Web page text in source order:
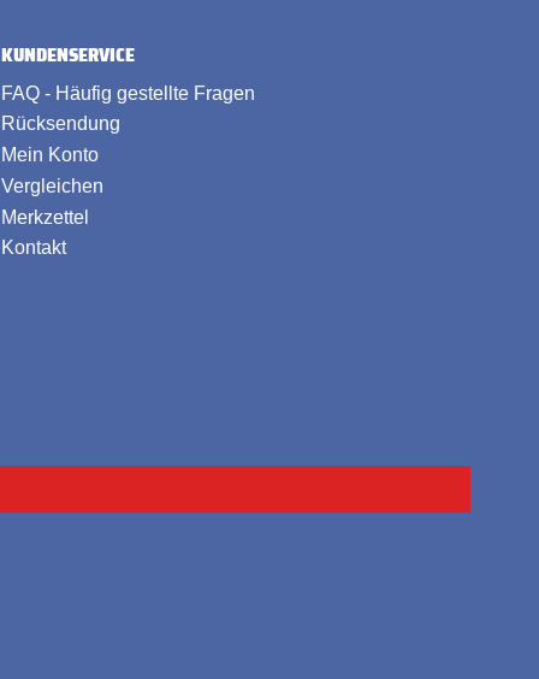
KUNDENSERVICE
FAQ - Häufig gestellte Fragen
Rücksendung
Mein Konto
Vergleichen
Merkzettel
Kontakt